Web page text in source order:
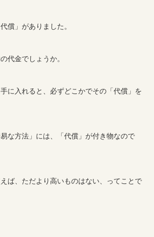
償」がありました。
代金でしょうか。
に入れると、必ずどこかでその「代償」を
な方法」には、「代償」が付き物なので
ば、ただより高いものはない、ってことで